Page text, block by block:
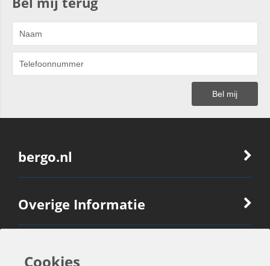
bergo.nl
Overige Informatie
Ook Interessant
Cookies